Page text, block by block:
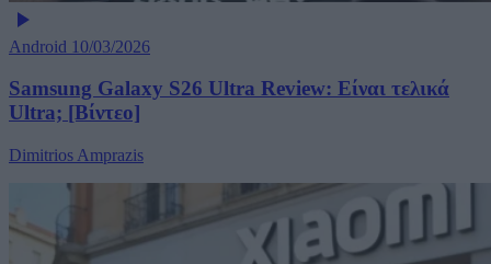
Android 10/03/2026
Samsung Galaxy S26 Ultra Review: Είναι τελικά
Ultra; [Βίντεο]
Dimitrios Amprazis